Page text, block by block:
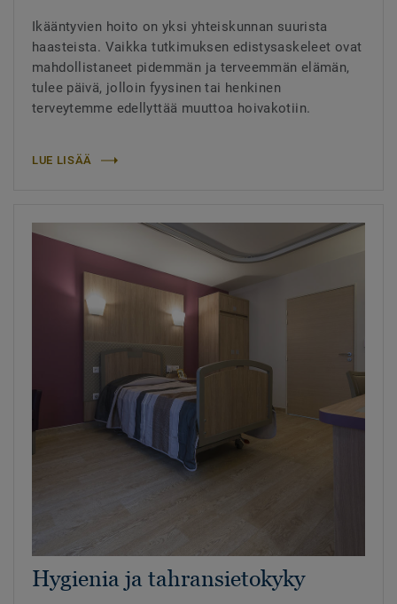
Ikääntyvien hoito on yksi yhteiskunnan suurista
haasteista. Vaikka tutkimuksen edistysaskeleet ovat
mahdollistaneet pidemmän ja terveemmän elämän,
tulee päivä, jolloin fyysinen tai henkinen
terveytemme edellyttää muuttoa hoivakotiin.
LUE LISÄÄ
Hygienia ja tahransietokyky